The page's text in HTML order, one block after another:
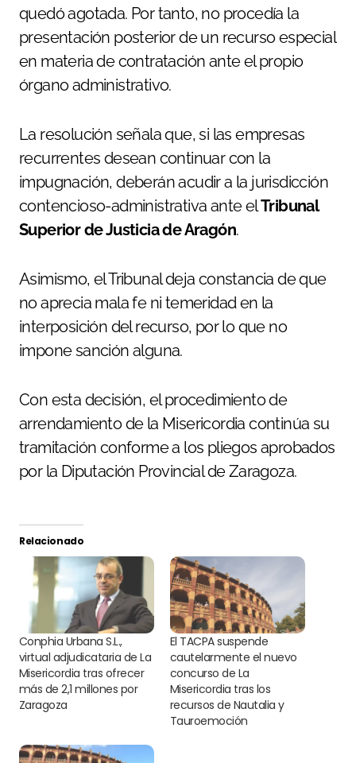
quedó agotada. Por tanto, no procedía la
presentación posterior de un recurso especial
en materia de contratación ante el propio
órgano administrativo.
La resolución señala que, si las empresas
recurrentes desean continuar con la
impugnación, deberán acudir a la jurisdicción
contencioso-administrativa ante elTribunal
Superior de Justicia de Aragón.
Asimismo, el Tribunal deja constancia de que
no aprecia mala fe ni temeridad en la
interposición del recurso, por lo que no
impone sanción alguna.
Con esta decisión, el procedimiento de
arrendamiento de la Misericordia continúa su
tramitación conforme a los pliegos aprobados
por la Diputación Provincial de Zaragoza.
Relacionado
Conphia Urbana S.L.,
virtual adjudicataria de La
Misericordia tras ofrecer
más de 2,1 millones por
Zaragoza
El TACPA suspende
cautelarmente el nuevo
concurso de La
Misericordia tras los
recursos de Nautalia y
Tauroemoción